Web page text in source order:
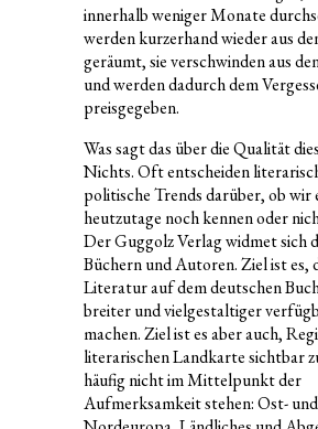
innerhalb weniger Monate
werden kurzerhand wieder aus
geräumt, sie verschwinden aus
und werden dadurch dem
preisgegeben.
Was sagt das über die Qualität
Nichts. Oft entscheiden
politische Trends darüber, ob wir
heutzutage noch kennen oder
Der Guggolz Verlag widmet sich
Büchern und Autoren. Ziel ist es,
Literatur auf dem deutschen
breiter und vielgestaltiger
machen. Ziel ist es aber auch,
literarischen Landkarte sichtbar
häufig nicht im Mittelpunkt der
Aufmerksamkeit stehen: Ost- und